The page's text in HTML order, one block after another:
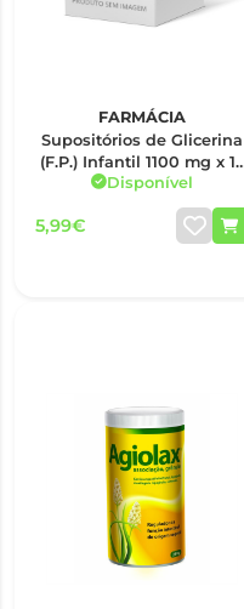
FARMÁCIA
Supositórios de Glicerina
(F.P.) Infantil 1100 mg x 12
sup
Disponível
5,99€